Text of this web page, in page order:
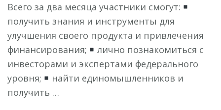
Всего за два месяца участники смогут:
получить знания и инструменты для
улучшения своего продукта и привлечения
финансирования;
лично познакомиться с
инвесторами и экспертами федерального
уровня;
найти единомышленников и
получить …